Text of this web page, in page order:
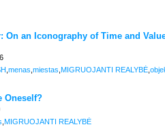
On an Iconography of Time and
menas miestas MIGRUOJANTI REALYBĖ
Oneself?
MIGRUOJANTI REALYBĖ